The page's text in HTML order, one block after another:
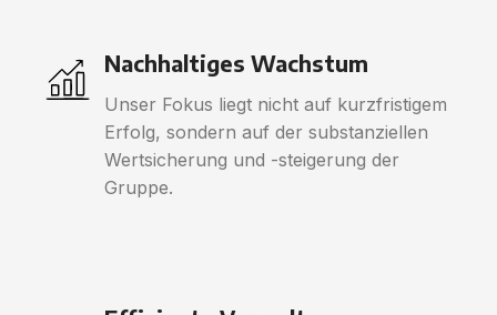
Nachhaltiges Wachstum
Unser Fokus liegt nicht auf kurzfristigem
Erfolg, sondern auf der substanziellen
Wertsicherung und -steigerung der
Gruppe.